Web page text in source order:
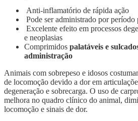
Anti-inflamatório de rápida ação
Pode ser administrado por período
Excelente efeito em processos
e neoplasias
Comprimidos palatáveis e
administração
Animais com sobrepeso e idosos
de locomoção devido a dor em
degeneração e sobrecarga. O uso de
melhora no quadro clínico do animal,
locomoção e sinais de dor.